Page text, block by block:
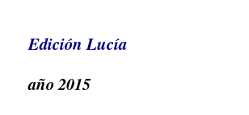
Edición Lucía
año 2015